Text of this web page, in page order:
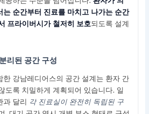
는 순간부터 진료를 마치고 나가는 순간
프라이버시가 철저히 보호되도록 설계
리된 공간 구성
한 강남레디어스의 공간 설계는 환자 간
도록 치밀하게 계획되어 있습니다. 일
과 달리 각 진료실이 완전히 독립된 구